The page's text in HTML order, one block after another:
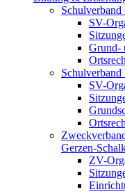
Schulverband
SV-
Grund-
SV-
Gerzen-
ZV-